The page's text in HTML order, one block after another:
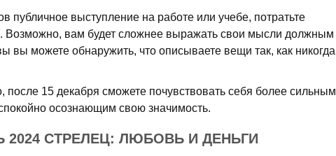
публичное выступление на работе или учебе, потратьте
Возможно, вам будет сложнее выражать свои мысли должным
вы можете обнаружить, что описываете вещи так, как никогда
после 15 декабря сможете почувствовать себя более сильным
осознающим свою значимость.
2024 СТРЕЛЕЦ: ЛЮБОВЬ И ДЕНЬГИ